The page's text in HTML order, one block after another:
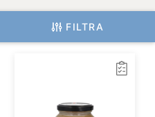
FILTRA